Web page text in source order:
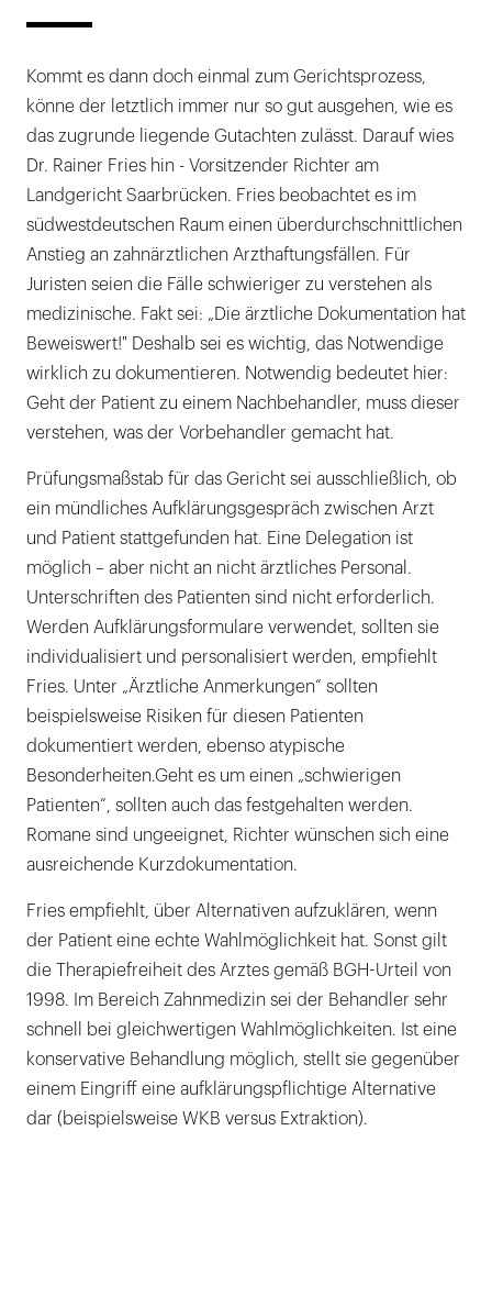
Kommt es dann doch einmal zum Gerichtsprozess,
könne der letztlich immer nur so gut ausgehen, wie es
das zugrunde liegende Gutachten zulässt. Darauf wies
Dr. Rainer Fries hin - Vorsitzender Richter am
Landgericht Saarbrücken. Fries beobachtet es im
südwestdeutschen Raum einen überdurchschnittlichen
Anstieg an zahnärztlichen Arzthaftungsfällen. Für
Juristen seien die Fälle schwieriger zu verstehen als
medizinische. Fakt sei: „Die ärztliche Dokumentation hat
Beweiswert!" Deshalb sei es wichtig, das Notwendige
wirklich zu dokumentieren. Notwendig bedeutet hier:
Geht der Patient zu einem Nachbehandler, muss dieser
verstehen, was der Vorbehandler gemacht hat.
Prüfungsmaßstab für das Gericht sei ausschließlich, ob
ein mündliches Aufklärungsgespräch zwischen Arzt
und Patient stattgefunden hat. Eine Delegation ist
möglich – aber nicht an nicht ärztliches Personal.
Unterschriften des Patienten sind nicht erforderlich.
Werden Aufklärungsformulare verwendet, sollten sie
individualisiert und personalisiert werden, empfiehlt
Fries. Unter „Ärztliche Anmerkungen“ sollten
beispielsweise Risiken für diesen Patienten
dokumentiert werden, ebenso atypische
Besonderheiten.Geht es um einen „schwierigen
Patienten“, sollten auch das festgehalten werden.
Romane sind ungeeignet, Richter wünschen sich eine
ausreichende Kurzdokumentation.
Fries empfiehlt, über Alternativen aufzuklären, wenn
der Patient eine echte Wahlmöglichkeit hat. Sonst gilt
die Therapiefreiheit des Arztes gemäß BGH-Urteil von
1998. Im Bereich Zahnmedizin sei der Behandler sehr
schnell bei gleichwertigen Wahlmöglichkeiten. Ist eine
konservative Behandlung möglich, stellt sie gegenüber
einem Eingriff eine aufklärungspflichtige Alternative
dar (beispielsweise WKB versus Extraktion).